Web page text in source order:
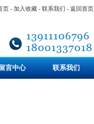
页 - 加入收藏 - 联系我们 - 返回首页
言中心 联系我们